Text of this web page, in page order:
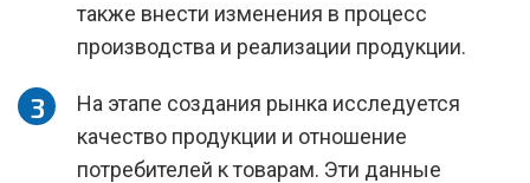
также внести изменения в процесс
производства и реализации продукции.
На этапе создания рынка исследуется
качество продукции и отношение
потребителей к товарам. Эти данные